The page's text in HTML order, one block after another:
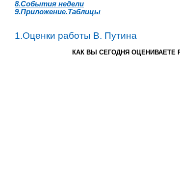
8.События недели
9.Приложение.Таблицы
1.Оценки работы В. Путина
КАК ВЫ СЕГОДНЯ ОЦЕНИВАЕТЕ